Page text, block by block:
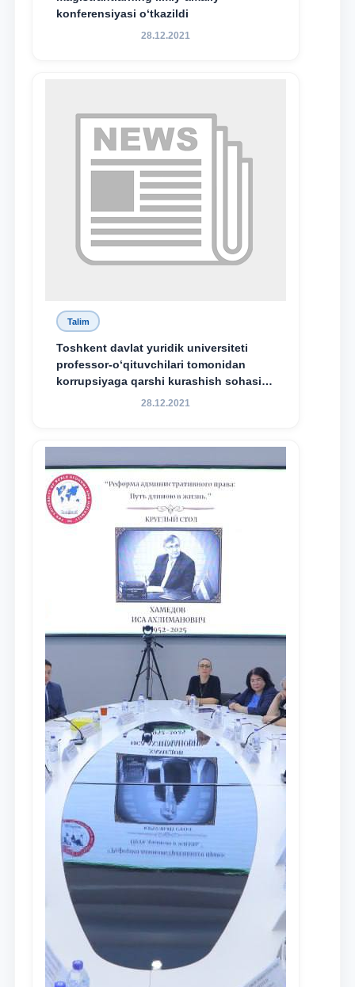
konferensiyasi o‘tkazildi
28.12.2021
Talim
Toshkent davlat yuridik universiteti
professor-o‘qituvchilari tomonidan
korrupsiyaga qarshi kurashish sohasida
amalga oshirilayotgan islohotlar hamda
maqsadida xorijiy va mahalliy ilmiy
nashrlarda chop etilgan maqolalar
dayjesti
28.12.2021